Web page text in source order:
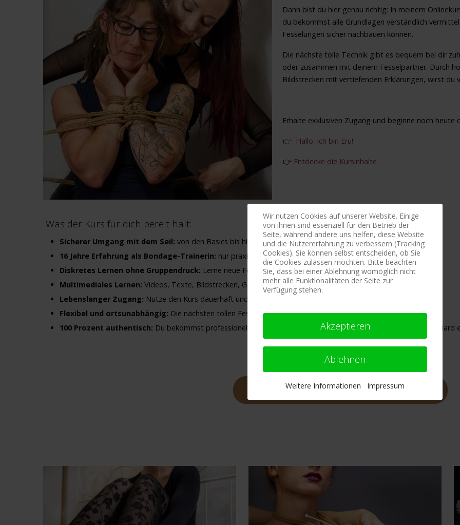
Dann bist du hier genau richtig: In meinem
du bekommst alle Grundlagen verständlich
Fesselungen sicher nachbauen können.
Die nächste tolle Technik gibt es bequem bei dir
oder zusammen mit deinem Fesselpartner. Durch
Bildstrecken mit vertiefenden Erklärungen, wirst du
Erhalte exklusiven Zugang und beginne noch heute
👉 Hallo, ich bin Eru!
👉 Entdecke die Kursinhalte
Was der Kurs für dich bereit hält:
Sicherer Umgang mit dem Seil: von den Basics bis hin zu Profi- Techniken, alles logsich erklärt
16 Jahre Erfahrung als Bondage-Trainerin: nur praxisnahe und für den Onlineunterricht erprobte Techniken
Diskretes Lernen ohne Gruppendruck: Lerne neue Fesselungen bei dir zuhause und im eigenen Tempo
Multimediales Lernen: Videos, Texte, Bildstrecken, GIFs, PDFs und Audios - für jeden Lerntyp
Lebenslanger Zugang: Nutze den Kurs dauerhaft und schau dir alles so oft du möchtest an
Flexibel und ortsunabhängig: Die nächsten tollen Fesselungen sind nur einen Klick entfernt
100 Prozent authentisch: Du bekommst professionelle und sichere Techniken gezeigt, die dem heutigen Standard
Jetzt anmelden und Zugang sichern
Wir nutzen Cookies auf unserer Website. Einige
von ihnen sind essenziell für den Betrieb der
Seite, während andere uns helfen, diese Website
und die Nutzererfahrung zu verbessern (Tracking
Cookies). Sie können selbst entscheiden, ob Sie
die Cookies zulassen möchten. Bitte beachten
Sie, dass bei einer Ablehnung womöglich nicht
mehr alle Funktionalitäten der Seite zur
Verfügung stehen.
Akzeptieren
Ablehnen
Weitere Informationen Impressum